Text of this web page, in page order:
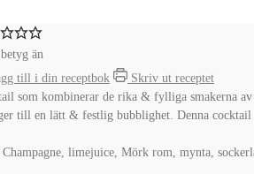
än
till i din receptbok
Skriv ut receptet
som kombinerar de rika & fylliga smakerna
till en lätt & festlig bubblighet. Denna
limejuice, Mörk rom, mynta,